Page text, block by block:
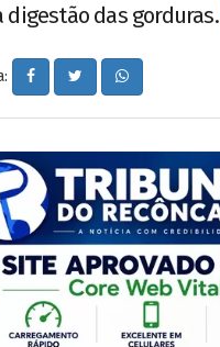
das gorduras.